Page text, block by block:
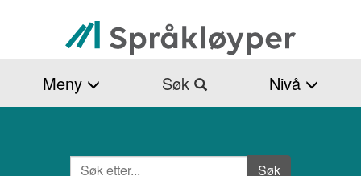
hovedinnhold
Meny Søk Nivå
Søk